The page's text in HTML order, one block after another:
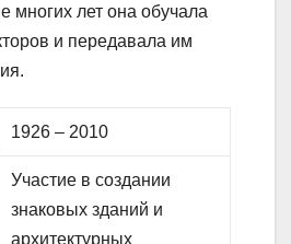
многих лет она обучала
и передавала им
1926 – 2010
Участие в создании
знаковых зданий и
архитектурных